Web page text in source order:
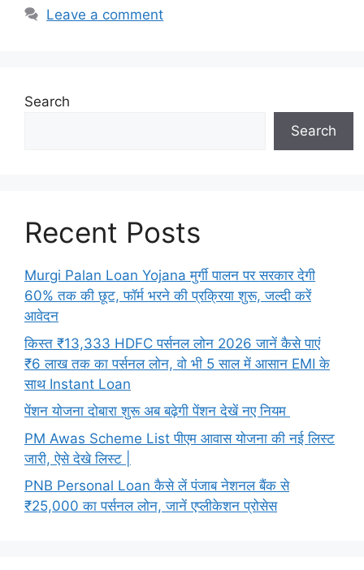
Leave a comment
Search
Search
Recent Posts
Murgi Palan Loan Yojana मुर्गी पालन पर सरकार देगी
60% तक की छूट, फॉर्म भरने की प्रक्रिया शुरू, जल्दी करें
आवेदन
किस्त ₹13,333 HDFC पर्सनल लोन 2026 जानें कैसे पाएं
₹6 लाख तक का पर्सनल लोन, वो भी 5 साल में आसान EMI के
साथ Instant Loan
पेंशन योजना दोबारा शुरू अब बढ़ेगी पेंशन देखें नए नियम
PM Awas Scheme List पीएम आवास योजना की नई लिस्ट
जारी, ऐसे देखे लिस्ट |
PNB Personal Loan कैसे लें पंजाब नेशनल बैंक से
₹25,000 का पर्सनल लोन, जानें एप्लीकेशन प्रोसेस